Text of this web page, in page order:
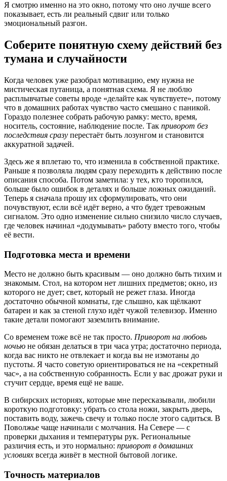
Я смотрю именно на это окно, потому что оно лучше всего
показывает, есть ли реальный сдвиг или только
эмоциональный разгон.
Соберите понятную схему действий без
тумана и случайности
Когда человек уже разобрал мотивацию, ему нужна не
мистическая путаница, а понятная схема. Я не люблю
расплывчатые советы вроде «делайте как чувствуете», потому
что в домашних работах чувство часто смешано с паникой.
Гораздо полезнее собрать рабочую рамку: место, время,
носитель, состояние, наблюдение после. Так приворот без
последствия сразу перестаёт быть лозунгом и становится
аккуратной задачей.
Здесь же я вплетаю то, что изменила в собственной практике.
Раньше я позволяла людям сразу переходить к действию после
описания способа. Потом заметила: у тех, кто торопился,
больше было ошибок в деталях и больше ложных ожиданий.
Теперь я сначала прошу их сформулировать, что они
почувствуют, если всё идёт верно, а что будет тревожным
сигналом. Это одно изменение сильно снизило число случаев,
где человек начинал «додумывать» работу вместо того, чтобы
её вести.
Подготовка места и времени
Место не должно быть красивым — оно должно быть тихим и
знакомым. Стол, на котором нет лишних предметов; окно, из
которого не дует; свет, который не режет глаза. Иногда
достаточно обычной комнаты, где слышно, как щёлкают
батареи и как за стеной глухо идёт чужой телевизор. Именно
такие детали помогают заземлить внимание.
Со временем тоже всё не так просто. Приворот на любовь
ночью не обязан делаться в три часа утра; достаточно периода,
когда вас никто не отвлекает и когда вы не измотаны до
пустоты. Я часто советую ориентироваться не на «секретный
час», а на собственную собранность. Если у вас дрожат руки и
стучит сердце, время ещё не ваше.
В сибирских историях, которые мне пересказывали, любили
короткую подготовку: убрать со стола ножи, закрыть дверь,
поставить воду, зажечь свечу и только после этого садиться. В
Поволжье чаще начинали с молчания. На Севере — с
проверки дыхания и температуры рук. Региональные
различия есть, и это нормально: приворот в домашних
условиях всегда живёт в местной бытовой логике.
Точность материалов